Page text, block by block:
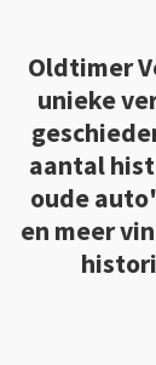
Oldtimer
unieke
aantal
oude
en meer